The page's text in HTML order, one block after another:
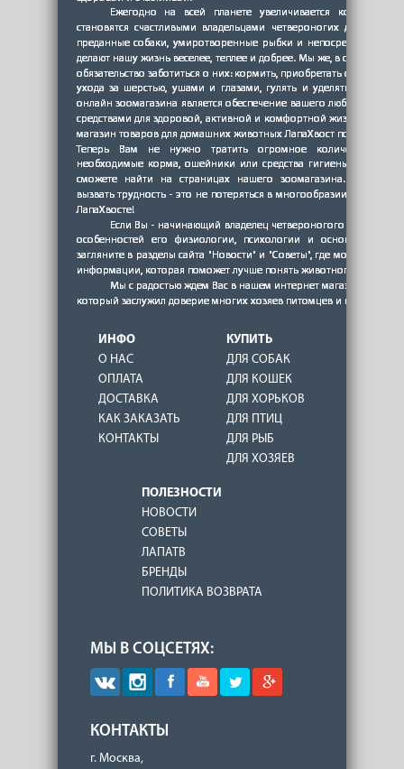
ИНФО
О НАС
ОПЛАТА
ДОСТАВКА
КАК ЗАКАЗАТЬ
КОНТАКТЫ
КУПИТЬ
ДЛЯ СОБАК
ДЛЯ КОШЕК
ДЛЯ ХОРЬКОВ
ДЛЯ ПТИЦ
ДЛЯ РЫБ
ДЛЯ ХОЗЯЕВ
ПОЛЕЗНОСТИ
НОВОСТИ
СОВЕТЫ
ЛАПАТВ
БРЕНДЫ
ПОЛИТИКА ВОЗВРАТА
МЫ В СОЦСЕТЯХ:
КОНТАКТЫ
г. Москва,